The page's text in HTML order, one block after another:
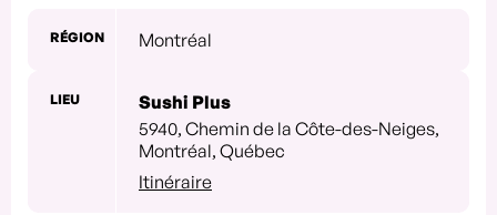
RÉGION Montréal
LIEU
Sushi Plus
5940, Chemin de la Côte-des-Neiges,
Montréal, Québec
Itinéraire